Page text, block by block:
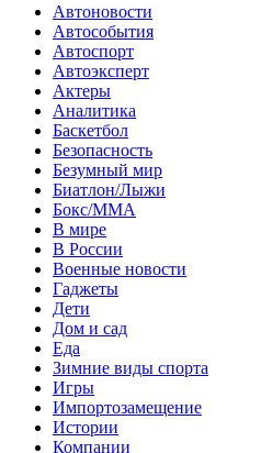
Автоновости
Автособытия
Автоспорт
Автоэксперт
Актеры
Аналитика
Баскетбол
Безопасность
Безумный мир
Биатлон/Лыжи
Бокс/MMA
В мире
В России
Военные новости
Гаджеты
Дети
Дом и сад
Еда
Зимние виды спорта
Игры
Импортозамещение
Истории
Компании